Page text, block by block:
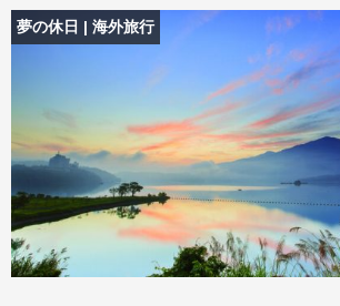
夢の休日 | 海外旅行